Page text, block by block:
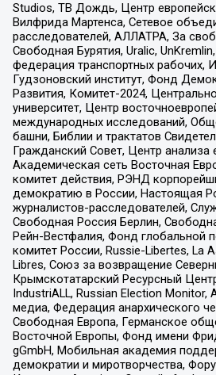
Studios, ТВ Дождь, Центр
Вилфрида Мартенса, Сетевое
расследователей, АЛЛАТРА, За
Свободная Бурятия, Uralic,
федерация транспортных рабочих,
Гудзоновский институт, Фонд
Развития, Комитет-2024,
университет, Центр
международных исследований,
башни, Библии и трактатов
Гражданский Совет, Центр анализа
Академическая сеть Восточная
комитет действия, РЭНД
демократию в России, Настоящая
журналистов-расследователей,
Свободная Россия Берлин,
Рейн-Вестфалия, Фонд глобальной
комитет России, Russie-Libertes, La
Libres, Союз за возвращение
Крымскотатарский Ресурсный
IndustriALL, Russian Election Monitor,
медиа, Федерация анархического
Свободная Европа, Германское
Восточной Европы, Фонд имени
gGmbH, Мобильная академия
демократии и миротворчества,